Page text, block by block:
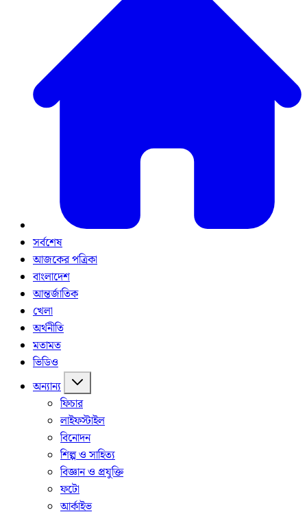
সর্বশেষ
আজকের পত্রিকা
বাংলাদেশ
আন্তর্জাতিক
খেলা
অর্থনীতি
মতামত
ভিডিও
অন্যান্য
ফিচার
লাইফস্টাইল
বিনোদন
শিল্প ও সাহিত্য
বিজ্ঞান ও প্রযুক্তি
ফটো
আর্কাইভ